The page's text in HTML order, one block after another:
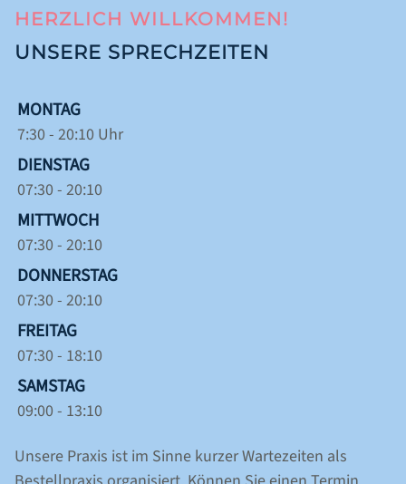
HERZLICH WILLKOMMEN!
UNSERE SPRECHZEITEN
MONTAG
7:30 - 20:10 Uhr
DIENSTAG
07:30 - 20:10
MITTWOCH
07:30 - 20:10
DONNERSTAG
07:30 - 20:10
FREITAG
07:30 - 18:10
SAMSTAG
09:00 - 13:10
Unsere Praxis ist im Sinne kurzer Wartezeiten als